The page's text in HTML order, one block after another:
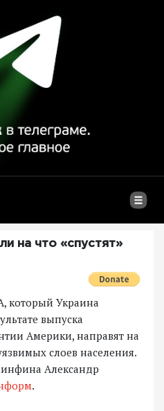
на что «спустят»
который Украина
выпуска
Америки, направят на
слоев населения.
Александр
.